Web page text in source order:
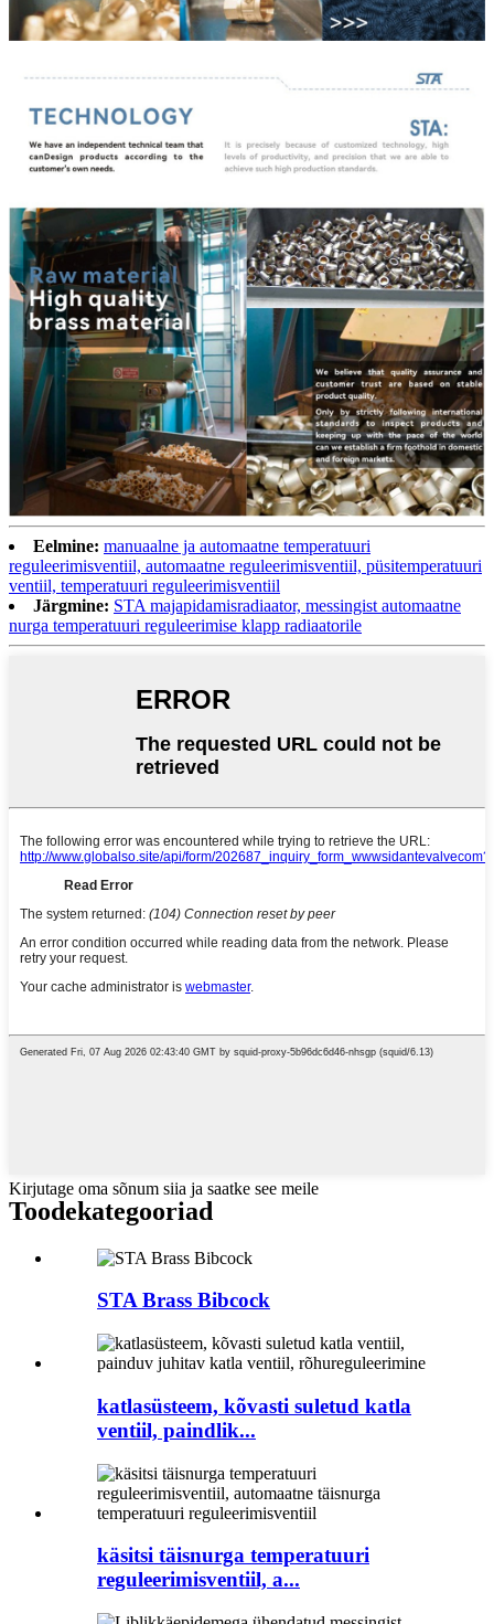
Eelmine: manuaalne ja automaatne temperatuuri
reguleerimisventiil, automaatne reguleerimisventiil, püsitemperatuuri
ventiil, temperatuuri reguleerimisventiil
Järgmine: STA majapidamisradiaator, messingist automaatne
nurga temperatuuri reguleerimise klapp radiaatorile
Kirjutage oma sõnum siia ja saatke see meile
Toodekategooriad
STA Brass Bibcock
katlasüsteem, kõvasti suletud katla
ventiil, paindlik...
käsitsi täisnurga temperatuuri
reguleerimisventiil, a...